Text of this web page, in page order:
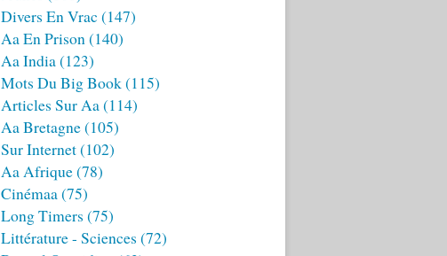
Divers En Vrac (147)
Aa En Prison(140)
Aa India(123)
Mots Du Big Book(115)
Articles Sur Aa(114)
Aa Bretagne(105)
Sur Internet(102)
Aa Afrique(78)
Cinémaa(75)
Long Timers (75)
Littérature - Sciences (72)